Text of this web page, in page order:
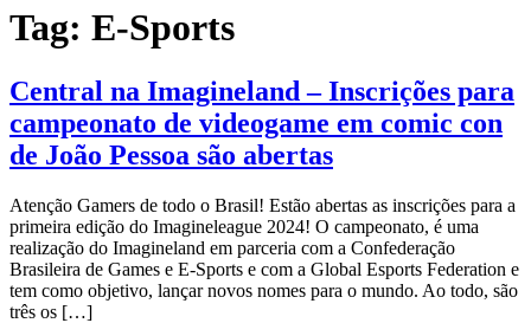
Tag: E-Sports
Central na Imagineland – Inscrições para
campeonato de videogame em comic con
de João Pessoa são abertas
Atenção Gamers de todo o Brasil! Estão abertas as inscrições para a
primeira edição do Imagineleague 2024! O campeonato, é uma
realização do Imagineland em parceria com a Confederação
Brasileira de Games e E-Sports e com a Global Esports Federation e
tem como objetivo, lançar novos nomes para o mundo. Ao todo, são
três os […]